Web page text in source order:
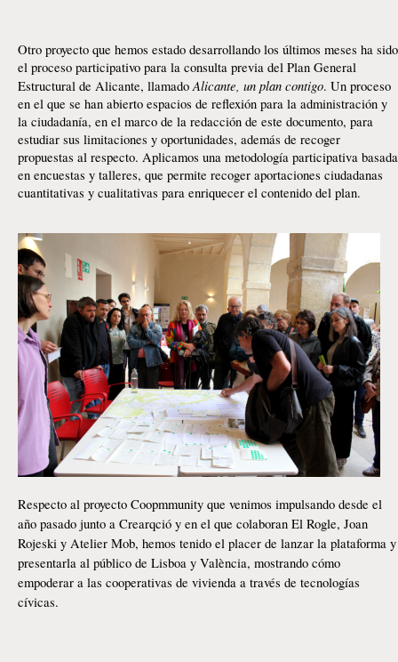
Otro proyecto que hemos estado desarrollando los últimos meses ha sido
el proceso participativo para la consulta previa del Plan General
Estructural de Alicante, llamadoAlicante, un plan contigo. Un proceso
en el que se han abierto espacios de reflexión para la administración y
la ciudadanía, en el marco de la redacción de este documento, para
estudiar sus limitaciones y oportunidades, además de recoger
propuestas al respecto. Aplicamos una metodología participativa basada
en encuestas y talleres, que permite recoger aportaciones ciudadanas
cuantitativas y cualitativas para enriquecer el contenido del plan.
Respecto al proyecto Coopmmunity que venimos impulsando desde el
año pasado junto a Crearqció y en el que colaboran El Rogle, Joan
Rojeski y Atelier Mob, hemos tenido el placer de lanzar la plataforma y
presentarla al público de Lisboa y València, mostrando cómo
empoderar a las cooperativas de vivienda a través de tecnologías
cívicas.